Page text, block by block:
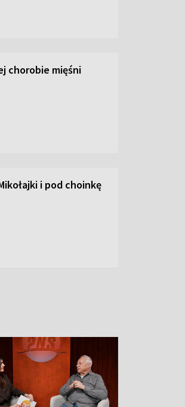
chorobie mięśni
i pod choinkę